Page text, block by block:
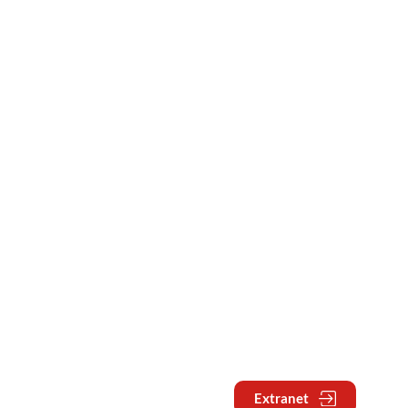
Extranet